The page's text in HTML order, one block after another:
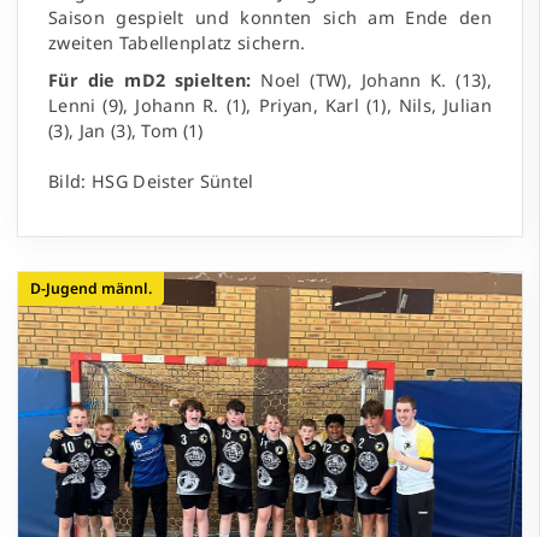
Saison gespielt und konnten sich am Ende den
zweiten Tabellenplatz sichern.
Für die mD2 spielten: Noel (TW), Johann K. (13),
Lenni (9), Johann R. (1), Priyan, Karl (1), Nils, Julian
(3), Jan (3), Tom (1)
Bild: HSG Deister Süntel
D-Jugend männl.